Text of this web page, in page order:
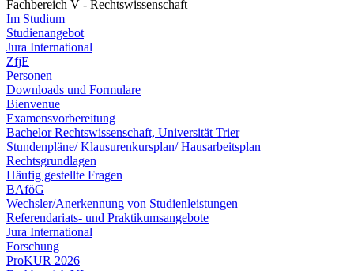
Fachbereich V - Rechtswissenschaft
Im Studium
Studienangebot
Jura International
ZfjE
Personen
Downloads und Formulare
Bienvenue
Examensvorbereitung
Bachelor Rechtswissenschaft, Universität Trier
Stundenpläne/ Klausurenkursplan/ Hausarbeitsplan
Rechtsgrundlagen
Häufig gestellte Fragen
BAföG
Wechsler/Anerkennung von Studienleistungen
Referendariats- und Praktikumsangebote
Jura International
Forschung
ProKUR 2026